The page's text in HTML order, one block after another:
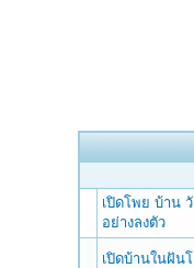
เปิดโพย บ้าน
อย่างลงตัว
เปิดบ้านในฝัน